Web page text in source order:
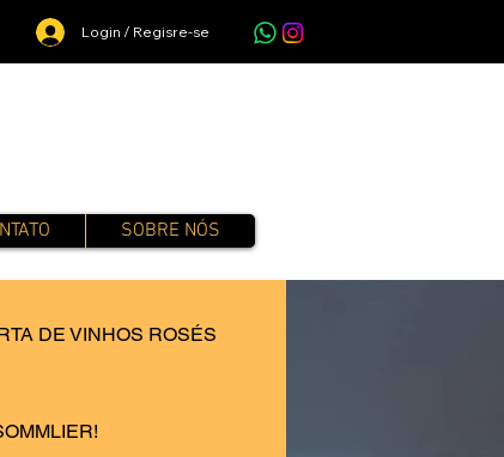
Login / Regisre-se
SOBRE NÓS
DE VINHOS ROSÉS